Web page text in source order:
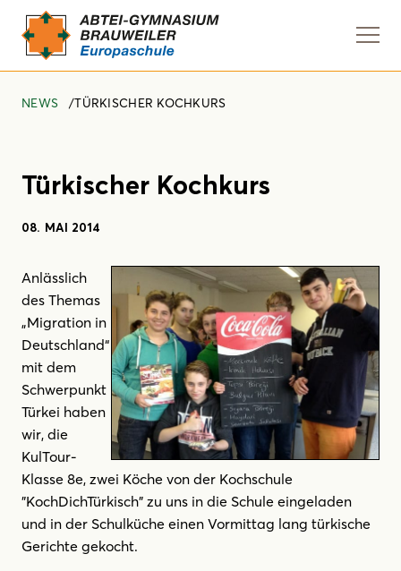
NEWS TÜRKISCHER KOCHKURS
Türkischer Kochkurs
08. MAI 2014
Anlässlich
des Themas
„Migration in
Deutschland“
mit dem
Schwerpunkt
Türkei haben
wir, die
KulTour-
Klasse 8e, zwei Köche von der Kochschule
"KochDichTürkisch" zu uns in die Schule eingeladen
und in der Schulküche einen Vormittag lang türkische
Gerichte gekocht.